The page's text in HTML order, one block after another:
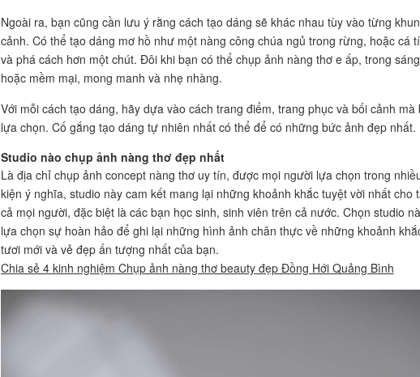
Ngoài ra, bạn cũng cần lưu ý rằng cách tạo dáng sẽ khác nhau tùy vào từng
cảnh. Có thể tạo dáng mơ hồ như một nàng công chúa ngủ trong rừng, hoặc cá
và phá cách hơn một chút. Đôi khi bạn có thể chụp ảnh nàng thơ e ấp, trong
hoặc mềm mại, mong manh và nhẹ nhàng.
Với mỗi cách tạo dáng, hãy dựa vào cách trang điểm, trang phục và bối cảnh mà
lựa chọn. Cố gắng tạo dáng tự nhiên nhất có thể để có những bức ảnh đẹp nhất.
Studio nào chụp ảnh nàng thơ đẹp nhất
Là địa chỉ chụp ảnh concept nàng thơ uy tín, được mọi người lựa chọn trong
kiện ý nghĩa, studio này cam kết mang lại những khoảnh khắc tuyệt vời nhất cho
cả mọi người, đặc biệt là các bạn học sinh, sinh viên trên cả nước. Chọn studio
lựa chọn sự hoàn hảo để ghi lại những hình ảnh chân thực về những khoảnh
tươi mới và vẻ đẹp ấn tượng nhất của bạn.
Chia sẻ 4 kinh nghiệm Chụp ảnh nàng thơ beauty đẹp Đồng Hới Quảng Bình